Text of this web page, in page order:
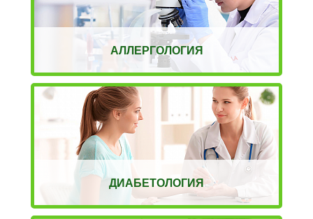
АЛЛЕРГОЛОГИЯ
ДИАБЕТОЛОГИЯ